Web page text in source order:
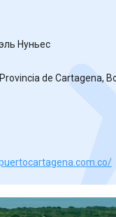
Нуньес
de Cartagena,